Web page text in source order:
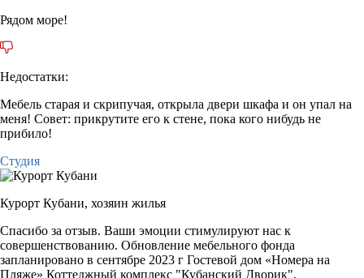
Рядом море!
Недостатки:
Мебель старая и скрипучая, открыла двери шкафа и он упал на
меня! Совет: прикрутите его к стене, пока кого нибудь не
прибило!
Студия
Курорт Кубани, хозяин жилья
Спасибо за отзыв. Ваши эмоции стимулируют нас к
совершенствованию. Обновление мебельного фонда
запланировано в сентябре 2023 г Гостевой дом «Номера на
Пляже» Коттеджный комплекс "Кубанский Дворик".